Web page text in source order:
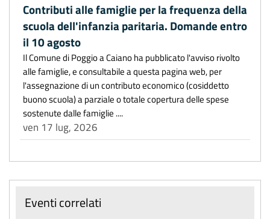
Contributi alle famiglie per la frequenza della
scuola dell'infanzia paritaria. Domande entro
il 10 agosto
Il Comune di Poggio a Caiano ha pubblicato l'avviso rivolto
alle famiglie, e consultabile a questa pagina web, per
l'assegnazione di un contributo economico (cosiddetto
buono scuola) a parziale o totale copertura delle spese
sostenute dalle famiglie ....
ven 17 lug, 2026
Eventi correlati